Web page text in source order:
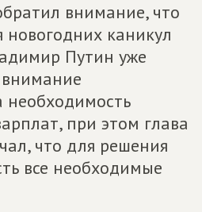
внимание, что
новогодних каникул
Путин уже
необходимость
при этом глава
что для решения
все необходимые